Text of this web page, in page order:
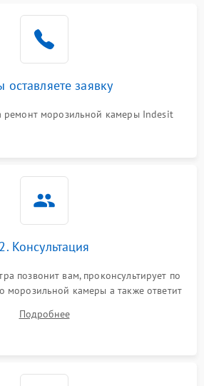
оставляете заявку
ремонт морозильной камеры Indesit
2. Консультация
позвонит вам, проконсультирует по
морозильной камеры а также ответит
Подробнее